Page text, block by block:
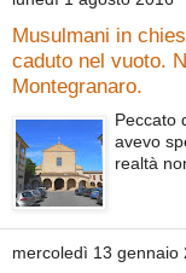
Musulmani in
caduto nel vuoto.
Montegranaro.
Peccato
avevo
realtà
mercoledì 13 gennaio